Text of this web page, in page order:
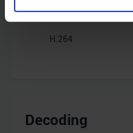
Erfahren Sie mehr
verarbeitet werden, und
analysieren. Außerdem
H.264
Decoding